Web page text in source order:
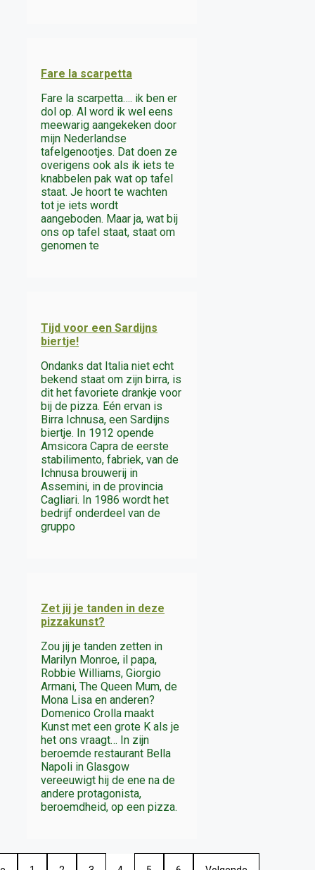
Fare la scarpetta
Fare la scarpetta…. ik ben er
dol op. Al word ik wel eens
meewarig aangekeken door
mijn Nederlandse
tafelgenootjes. Dat doen ze
overigens ook als ik iets te
knabbelen pak wat op tafel
staat. Je hoort te wachten
tot je iets wordt
aangeboden. Maar ja, wat bij
ons op tafel staat, staat om
genomen te
Tijd voor een Sardijns
biertje!
Ondanks dat Italia niet echt
bekend staat om zijn birra, is
dit het favoriete drankje voor
bij de pizza. Eén ervan is
Birra Ichnusa, een Sardijns
biertje. In 1912 opende
Amsicora Capra de eerste
stabilimento, fabriek, van de
Ichnusa brouwerij in
Assemini, in de provincia
Cagliari. In 1986 wordt het
bedrijf onderdeel van de
gruppo
Zet jij je tanden in deze
pizzakunst?
Zou jij je tanden zetten in
Marilyn Monroe, il papa,
Robbie Williams, Giorgio
Armani, The Queen Mum, de
Mona Lisa en anderen?
Domenico Crolla maakt
Kunst met een grote K als je
het ons vraagt… In zijn
beroemde restaurant Bella
Napoli in Glasgow
vereeuwigt hij de ene na de
andere protagonista,
beroemdheid, op een pizza.